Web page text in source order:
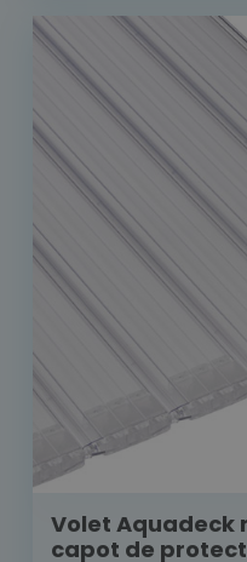
Volet Aquadeck
capot de